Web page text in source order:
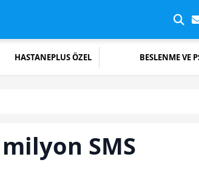
HASTANEPLUS ÖZEL BESLENME VE
SMS